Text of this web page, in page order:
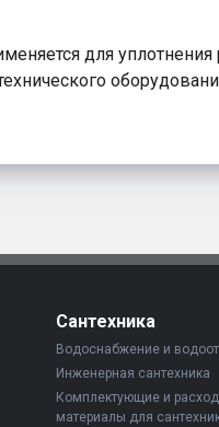
для
Сантехника
Водоснабжение и
Инженерная сантехника
Комплектующие и
материалы для